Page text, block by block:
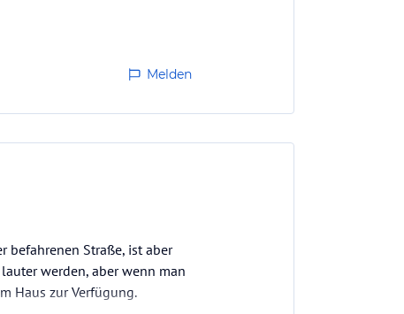
Melden
befahrenen Straße, ist aber
werden, aber wenn man
Haus zur Verfügung.